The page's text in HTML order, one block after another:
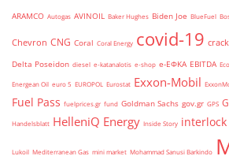
ARAMCO Autogas AVINOIL Baker Hughes Biden Joe BlueFuel
Chevron CNG Coral Coral Energy covid-19
Delta Poseidon diesel e-katanalotis e-shop e-ΕΦΚΑ EBITDA
Energean Oil euro 5 EUROPOL Eurostat Exxon-Mobil
Fuel Pass fuelprices.gr fund Goldman Sachs gov.gr GPS
Handelsblatt HelleniQ Energy Inside Story interlock
Lukoil Mediterranean Gas mini market Mohammad Sanusi Barkindo